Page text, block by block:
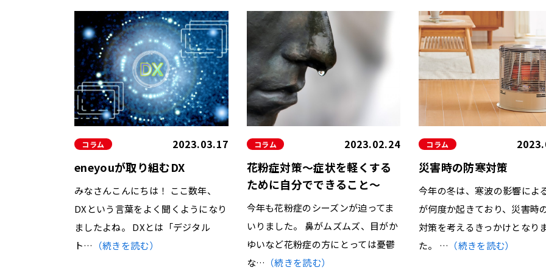
生活家電 キッチン トイレ
システムバス 水栓 その他
eneyouが取り組むDX
コラム 2023.03.17
みなさんこんにちは！ ここ数年、
DXという言葉をよく聞くようになり
ましたよね。 DXとは「デジタル
ト…
（続きを読む）
花粉症対策～症状を軽くする
ために自分でできること～
コラム 2023.02.24
今年も花粉症のシーズンが迫ってま
いりました。 鼻がムズムズ、目がか
ゆいなど花粉症の方にとっては憂鬱
な… （続きを読む）
災害時の防寒対策
コラム
今年の冬は、寒波の影響によ
が何度か起きており、災害時
対策を考えるきっかけとなり
た。 … （続きを読む）